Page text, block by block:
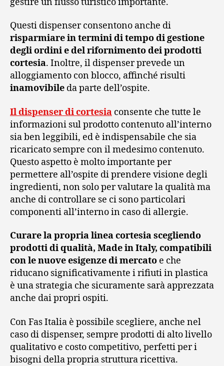
Questi dispenser consentono anche di
risparmiare in termini di tempo di gestione
degli ordini e del rifornimento dei prodotti
cortesia. Inoltre, il dispenser prevede un
alloggiamento con blocco, affinché risulti
inamovibile da parte dell’ospite.
Il dispenser di cortesia consente che tutte le
informazioni sul prodotto contenuto all’interno
sia ben leggibili, ed è indispensabile che sia
ricaricato sempre con il medesimo contenuto.
Questo aspetto è molto importante per
permettere all’ospite di prendere visione degli
ingredienti, non solo per valutare la qualità ma
anche di controllare se ci sono particolari
componenti all’interno in caso di allergie.
Curare la propria linea cortesia scegliendo
prodotti di qualità, Made in Italy, compatibili
con le nuove esigenze di mercato e che
riducano significativamente i rifiuti in plastica
è una strategia che sicuramente sarà apprezzata
anche dai propri ospiti.
Con Fas Italia è possibile scegliere, anche nel
caso di dispenser, sempre prodotti di alto livello
qualitativo e costo competitivo, perfetti per i
bisogni della propria struttura ricettiva.